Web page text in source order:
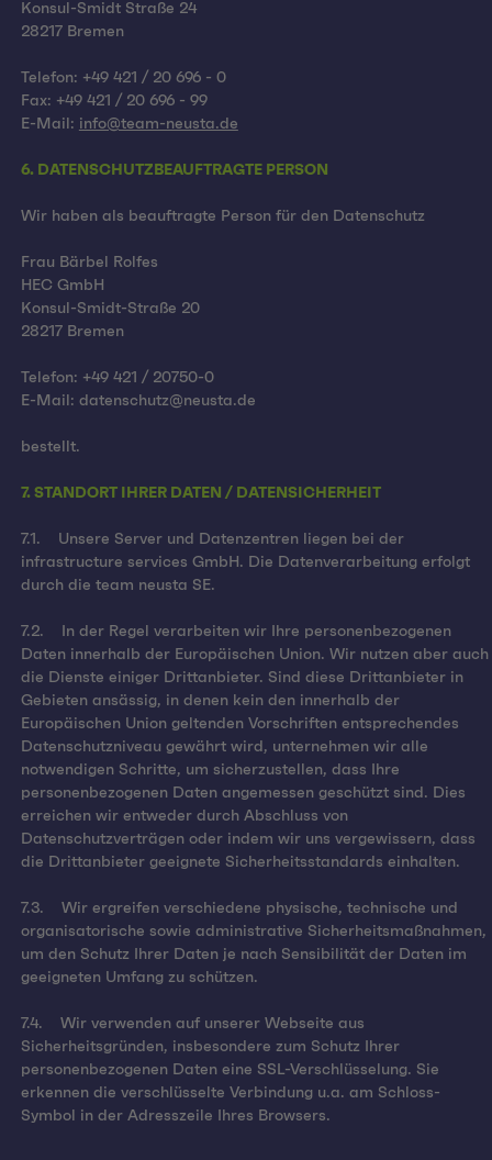
Konsul-Smidt Straße 24
28217 Bremen
Telefon: +49 421 / 20 696 - 0
Fax: +49 421 / 20 696 - 99
E-Mail: info@team-neusta.de
6. DATENSCHUTZBEAUFTRAGTE PERSON
Wir haben als beauftragte Person für den Datenschutz
Frau Bärbel Rolfes
HEC GmbH
Konsul-Smidt-Straße 20
28217 Bremen
Telefon: +49 421 / 20750-0
E-Mail: datenschutz@neusta.de
bestellt.
7. STANDORT IHRER DATEN / DATENSICHERHEIT
7.1. Unsere Server und Datenzentren liegen bei der
infrastructure services GmbH. Die Datenverarbeitung erfolgt
durch die team neusta SE.
7.2. In der Regel verarbeiten wir Ihre personenbezogenen
Daten innerhalb der Europäischen Union. Wir nutzen aber auch
die Dienste einiger Drittanbieter. Sind diese Drittanbieter in
Gebieten ansässig, in denen kein den innerhalb der
Europäischen Union geltenden Vorschriften entsprechendes
Datenschutzniveau gewährt wird, unternehmen wir alle
notwendigen Schritte, um sicherzustellen, dass Ihre
personenbezogenen Daten angemessen geschützt sind. Dies
erreichen wir entweder durch Abschluss von
Datenschutzverträgen oder indem wir uns vergewissern, dass
die Drittanbieter geeignete Sicherheitsstandards einhalten.
7.3. Wir ergreifen verschiedene physische, technische und
organisatorische sowie administrative Sicherheitsmaßnahmen,
um den Schutz Ihrer Daten je nach Sensibilität der Daten im
geeigneten Umfang zu schützen.
7.4. Wir verwenden auf unserer Webseite aus
Sicherheitsgründen, insbesondere zum Schutz Ihrer
personenbezogenen Daten eine SSL-Verschlüsselung. Sie
erkennen die verschlüsselte Verbindung u.a. am Schloss-
Symbol in der Adresszeile Ihres Browsers.